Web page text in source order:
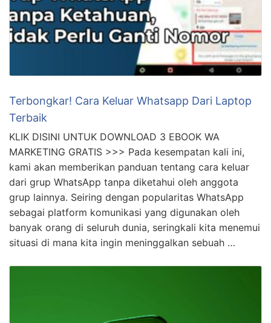
Terbongkar! Cara Keluar Whatsapp Dari Laptop
Terbaik
KLIK DISINI UNTUK DOWNLOAD 3 EBOOK WA
MARKETING GRATIS >>> Pada kesempatan kali ini,
kami akan memberikan panduan tentang cara keluar
dari grup WhatsApp tanpa diketahui oleh anggota
grup lainnya. Seiring dengan popularitas WhatsApp
sebagai platform komunikasi yang digunakan oleh
banyak orang di seluruh dunia, seringkali kita menemui
situasi di mana kita ingin meninggalkan sebuah …